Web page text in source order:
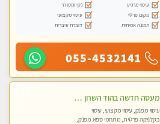
עיסוי מרגיע
נקי ומסודר
מקום פרטי
עיסוי מקצועי
תמונה אמיתית
דוברת עיברית
055-4532141
מעסה חדשה בהוד השרון ואיכותית לעיסוי מקצועי מרגיע ומפנק VIP-מומלץ לחלוטין! פרטי! ​​​​​​ Highly recommended ללא מין !
עיסוי מפנק, עיסוי מקצועי, עיסוי
בקלניקה פרטית, מתחמי ספא מפנק,